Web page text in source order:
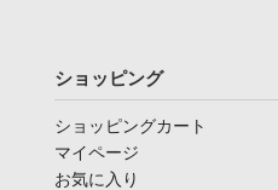
ショッピング
ショッピングカート
マイページ
お気に入り